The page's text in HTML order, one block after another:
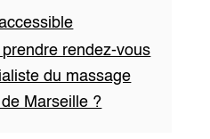
rendez-vous
du massage
Marseille ?